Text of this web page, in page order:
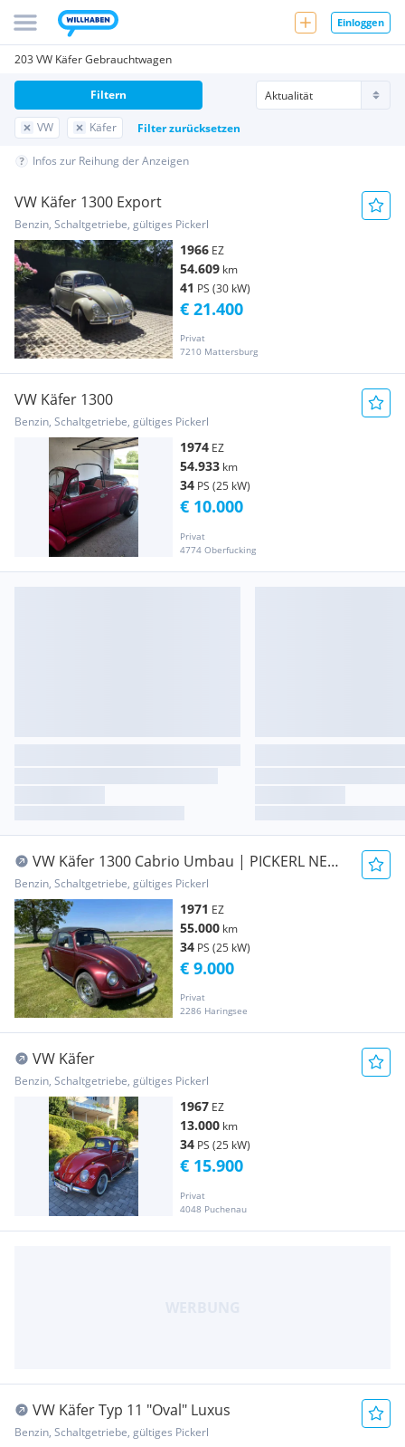
Einloggen
203 VW Käfer Gebrauchtwagen
VW Käfer Filter zurücksetzen
Filtern
Infos zur Reihung der Anzeigen
VW Käfer 1300 Export
Benzin, Schaltgetriebe, gültiges Pickerl
1966 EZ
54.609 km
41 PS (30 kW)
Privat
7210 Mattersburg
€ 21.400
VW Käfer 1300
Benzin, Schaltgetriebe, gültiges Pickerl
1974 EZ
54.933 km
34 PS (25 kW)
Privat
4774 Oberfucking
€ 10.000
VW Käfer 1300 Cabrio Umbau | PICKERL NEU
!!!
Benzin, Schaltgetriebe, gültiges Pickerl
1971 EZ
55.000 km
34 PS (25 kW)
Privat
2286 Haringsee
€ 9.000
VW Käfer
Benzin, Schaltgetriebe, gültiges Pickerl
1967 EZ
13.000 km
34 PS (25 kW)
Privat
4048 Puchenau
€ 15.900
VW Käfer Typ 11 "Oval" Luxus
Benzin, Schaltgetriebe, gültiges Pickerl